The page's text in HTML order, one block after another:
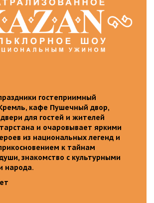
гостеприимный
кафе Пушечный двор,
для гостей и жителей
и очаровывает яркими
из национальных легенд и
к тайнам
знакомство с культурными
народа.